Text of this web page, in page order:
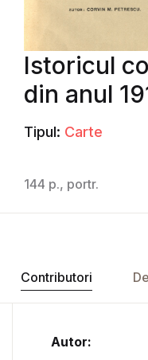
Istoricul
din anul
Tipul: Carte
144 p., portr.
Contributori
Autor: